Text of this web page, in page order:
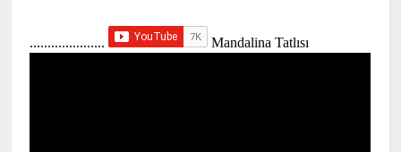
..................... Mandalina Tatlısı